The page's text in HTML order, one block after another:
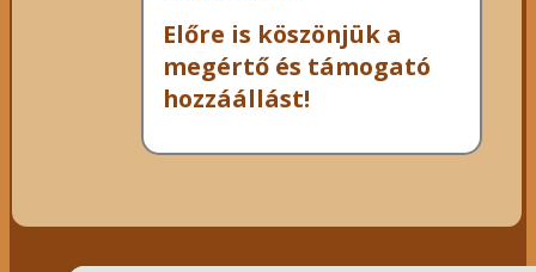
Előre is köszönjük a
megértő és támogató
hozzáállást!